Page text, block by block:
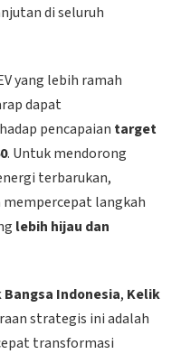
di seluruh
yang lebih ramah
dapat
pencapaian target
. Untuk mendorong
terbarukan,
mempercepat langkah
lebih hijau dan
Indonesia, Kelik
strategis ini adalah
transformasi